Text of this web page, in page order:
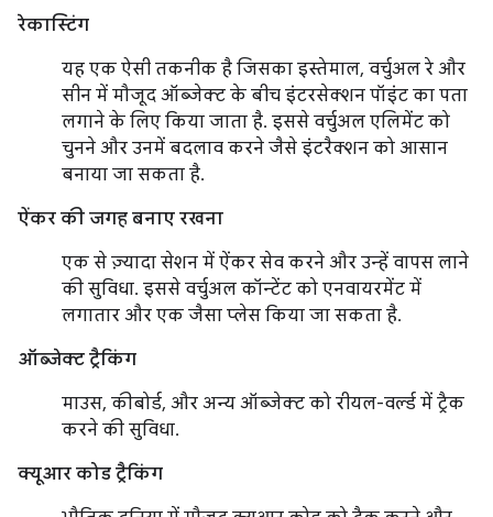
रेकास्टिंग
यह एक ऐसी तकनीक है जिसका इस्तेमाल, वर्चुअल रे और
सीन में मौजूद ऑब्जेक्ट के बीच इंटरसेक्शन पॉइंट का पता
लगाने के लिए किया जाता है. इससे वर्चुअल एलिमेंट को
चुनने और उनमें बदलाव करने जैसे इंटरैक्शन को आसान
बनाया जा सकता है.
ऐंकर की जगह बनाए रखना
एक से ज़्यादा सेशन में ऐंकर सेव करने और उन्हें वापस लाने
की सुविधा. इससे वर्चुअल कॉन्टेंट को एनवायरमेंट में
लगातार और एक जैसा प्लेस किया जा सकता है.
ऑब्जेक्ट ट्रैकिंग
माउस, कीबोर्ड, और अन्य ऑब्जेक्ट को रीयल-वर्ल्ड में ट्रैक
करने की सुविधा.
क्यूआर कोड ट्रैकिंग